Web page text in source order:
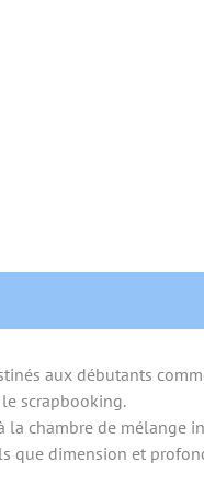
aux débutants
scrapbooking.
chambre de mélange
que dimension et